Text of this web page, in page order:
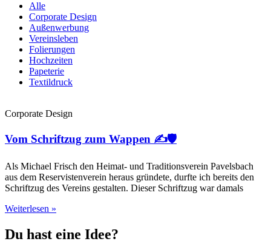
Alle
Corporate Design
Außenwerbung
Vereinsleben
Folierungen
Hochzeiten
Papeterie
Textildruck
Corporate Design
Vom Schriftzug zum Wappen ✍️🛡️
Als Michael Frisch den Heimat- und Traditionsverein Pavelsbach
aus dem Reservistenverein heraus gründete, durfte ich bereits den
Schriftzug des Vereins gestalten. Dieser Schriftzug war damals
Weiterlesen »
Du hast eine Idee?